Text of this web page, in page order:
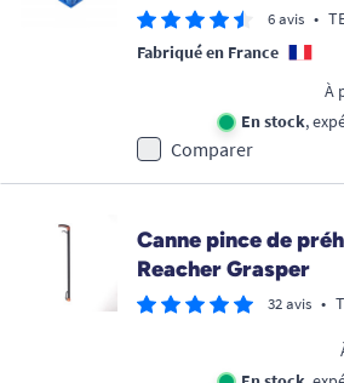
6 avis •
Fabriqué en France
À
En stock,
Comparer
Canne pince de
Reacher Grasper
32 avis •